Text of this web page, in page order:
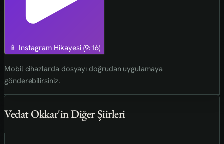
📱 Instagram Hikayesi (9:16)
Mobil cihazlarda dosyayı doğrudan uygulamaya
gönderebilirsiniz.
Vedat Okkar'in Diğer Şiirleri